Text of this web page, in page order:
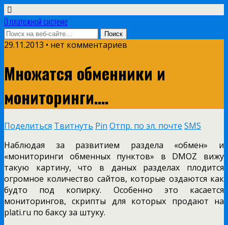
О платежной системе
29.11.2013 • нет комментариев
Множатся обменники и
мониторинги….
Поделиться Твитнуть Pin Отпр. по эл. почте SMS
Наблюдая за развитием раздела «обмен» и
«мониторинги обменных пунктов» в DMOZ вижу
такую картину, что в даных разделах плодится
огромное количество сайтов, которые оздаются как
будто под копирку. Особенно это касается
мониторингов, скрипты для которых продают на
plati.ru по баксу за штуку.